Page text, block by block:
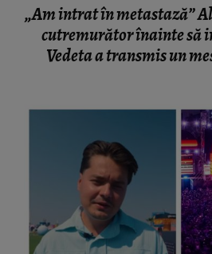
„Am intrat în metastază”
cutremurător înainte să
Vedeta a transmis un